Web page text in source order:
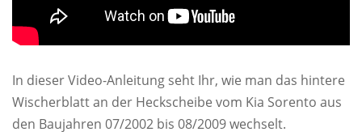
In dieser Video-Anleitung seht Ihr, wie man das hintere
Wischerblatt an der Heckscheibe vom Kia Sorento aus
den Baujahren 07/2002 bis 08/2009 wechselt.